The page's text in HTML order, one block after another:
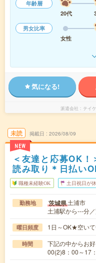
年齢層
20代
男女比率
女性
気になる!
派遣会社 テイ
未読
NEW
掲載日 2026/08/09
＜友達と応募OK
読み取り＊日払い
職種未経験OK 土日祝日が
勤務地 茨城県土浦市
土浦駅から---分
曜日頻度 1日～OK★空いて
時間
下記の中からお
00(2)8：00～17